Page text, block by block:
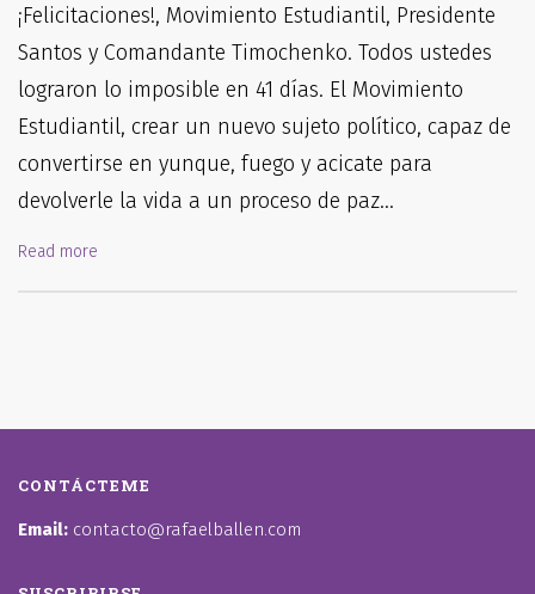
¡Felicitaciones!, Movimiento Estudiantil, Presidente
Santos y Comandante Timochenko. Todos ustedes
lograron lo imposible en 41 días. El Movimiento
Estudiantil, crear un nuevo sujeto político, capaz de
convertirse en yunque, fuego y acicate para
devolverle la vida a un proceso de paz…
Read more
CONTÁCTEME
Email: contacto@rafaelballen.com